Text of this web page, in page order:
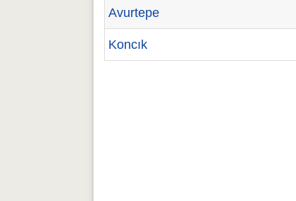
Avurtepe
Koncık